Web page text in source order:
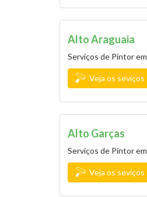
Alto Araguaia
Serviços de Pintor
Veja os seviços
Alto Garças
Serviços de Pintor
Veja os seviços